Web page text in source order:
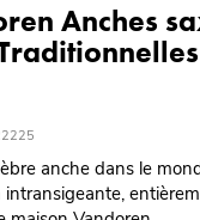
Anches
anche dans le